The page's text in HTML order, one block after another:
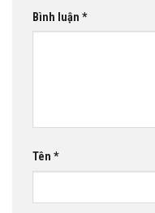
Bình luận *
Tên *